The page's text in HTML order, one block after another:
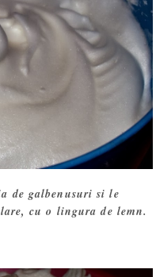
de galbenusuri si le
cu o lingura de lemn.